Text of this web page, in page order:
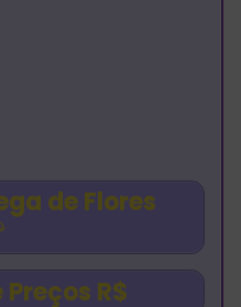
de Flores
R$